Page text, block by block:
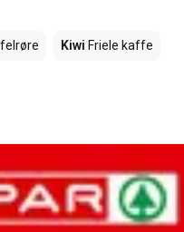
Kiwi Friele kaffe